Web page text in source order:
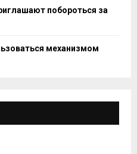
побороться за
механизмом